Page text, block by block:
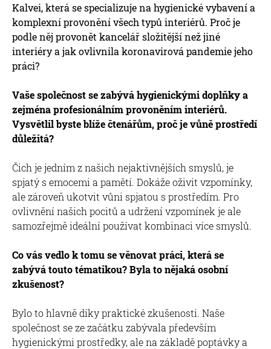
Kalvei, která se specializuje na hygienické vybavení a
komplexní provonění všech typů interiérů. Proč je
podle něj provonět kancelář složitější než jiné
interiéry a jak ovlivnila koronavirová pandemie jeho
práci?
Vaše společnost se zabývá hygienickými doplňky a
zejména profesionálním provoněním interiérů.
Vysvětlil byste blíže čtenářům, proč je vůně prostředí
důležitá?
Čich je jedním z našich nejaktivnějších smyslů, je
spjatý s emocemi a pamětí. Dokáže oživit vzpomínky,
ale zároveň ukotvit vůni spjatou s prostředím. Pro
ovlivnění našich pocitů a udržení vzpomínek je ale
samozřejmě ideální používat kombinaci více smyslů.
Co vás vedlo k tomu se věnovat práci, která se
zabývá touto tématikou? Byla to nějaká osobní
zkušenost?
Bylo to hlavně díky praktické zkušenosti. Naše
společnost se ze začátku zabývala především
hygienickými prostředky, ale na základě poptávky a